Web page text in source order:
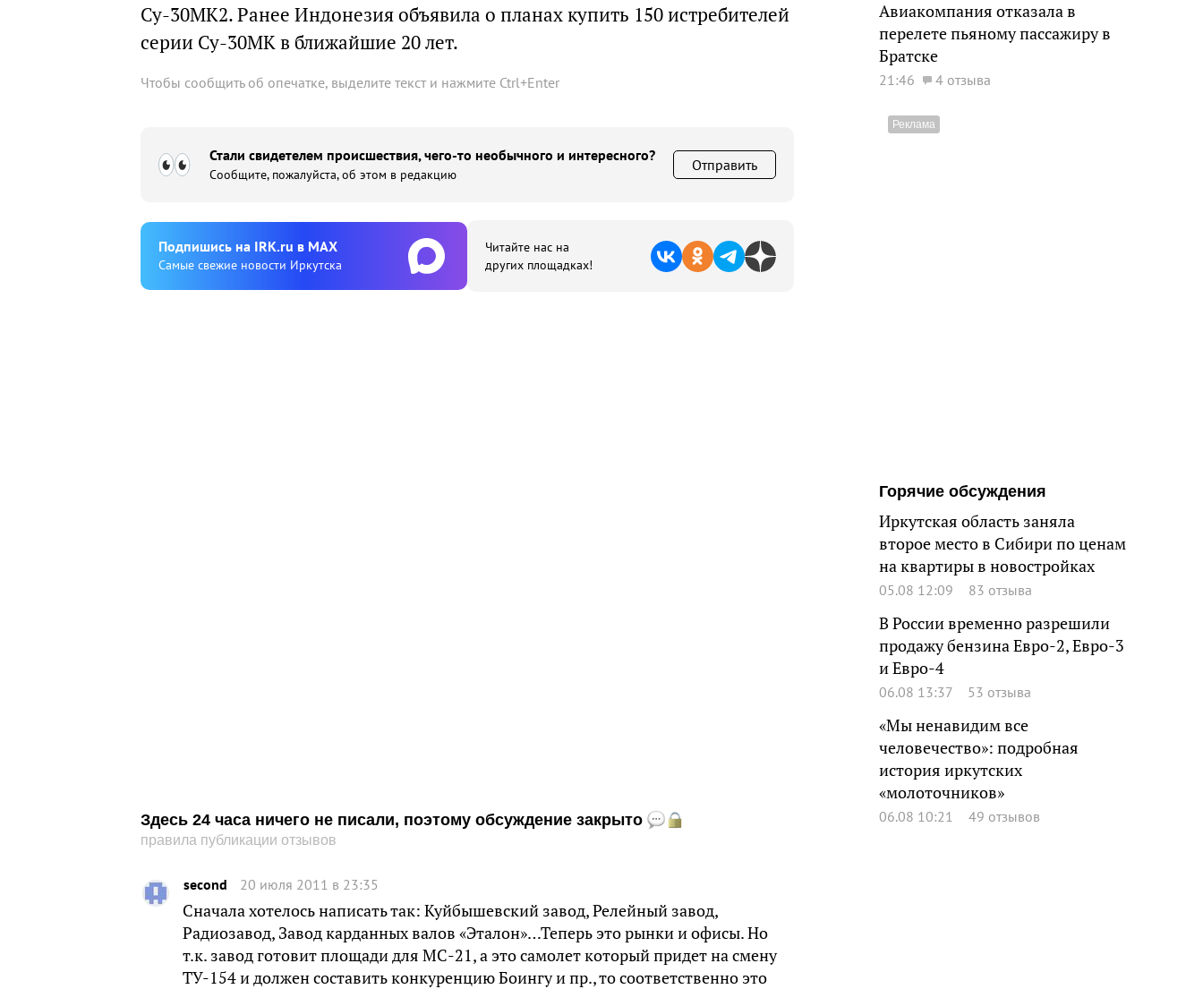
Су-30МК2. Ранее Индонезия объявила о планах купить 150 истребителей
серии Су-30МК в ближайшие 20 лет.
Чтобы сообщить об опечатке, выделите текст и нажмите Ctrl+Enter
Стали свидетелем происшествия, чего-то необычного и интересного?
Сообщите, пожалуйста, об этом в редакцию
Отправить
Подпишиcь на IRK.ru в MAX
Cамые свежие новости Иркутска
Читайте нас на
других площадках!
Здесь 24 часа ничего не писали, поэтому обсуждение закрыто
правила публикации отзывов
second 20 июля 2011 в 23:35
Сначала хотелось написать так: Куйбышевский завод, Релейный завод,
Радиозавод, Завод карданных валов «Эталон»…Теперь это рынки и офисы. Но
т.к. завод готовит площади для МС-21, а это самолет который придет на смену
ТУ-154 и должен составить конкуренцию Боингу и пр., то соответственно это
Авиакомпания отказала в
перелете пьяному пассажиру в
Братске
21:46 4 отзыва
Горячие обсуждения
Иркутская область заняла
второе место в Сибири по ценам
на квартиры в новостройках
05.08 12:09 83 отзыва
В России временно разрешили
продажу бензина Евро-2, Евро-3
и Евро-4
06.08 13:37 53 отзыва
«Мы ненавидим все
человечество»: подробная
история иркутских
«молоточников»
06.08 10:21 49 отзывов